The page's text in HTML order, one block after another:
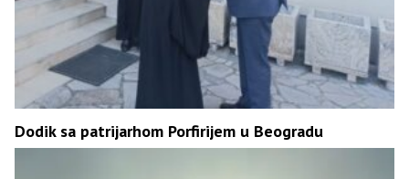
Dodik sa patrijarhom Porfirijem u Beogradu